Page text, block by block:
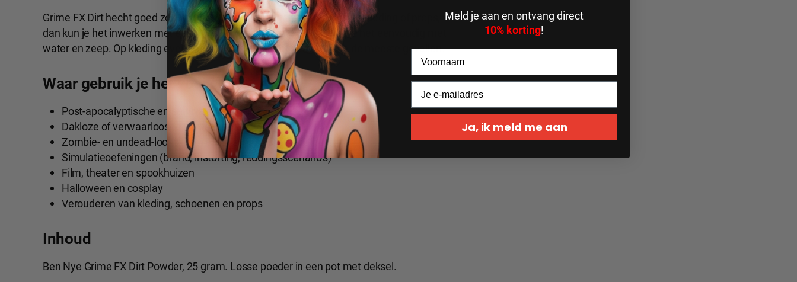
Grime FX Dirt hecht goed zonder fixer. Wil je het langer vasthouden op kleding of props,
dan kun je het inwerken met eenfixeer spray. Op de huid verwijder je het eenvoudig met
water en zeep. Op kleding even uitkloppen of uitspoelen volstaat in de meeste gevallen.
Waar gebruik je het voor?
Post-apocalyptische en survivalcharacters
Dakloze of verwaarloosde personages
Zombie- en undead-looks met realistische besmeurde huid
Simulatieoefeningen (brand, instorting, reddingsscenario's)
Film, theater en spookhuizen
Halloween en cosplay
Verouderen van kleding, schoenen en props
Inhoud
Ben Nye Grime FX Dirt Powder, 25 gram. Losse poeder in een pot met deksel.
Meld je aan en ontvang direct
10% korting!
Ja, ik meld me aan